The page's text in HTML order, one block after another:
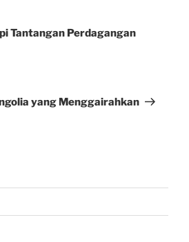
Tantangan Perdagangan
yang Menggairahkan